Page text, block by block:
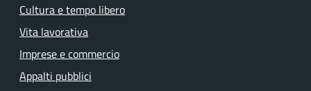
Cultura e tempo libero
Vita lavorativa
Imprese e commercio
Appalti pubblici